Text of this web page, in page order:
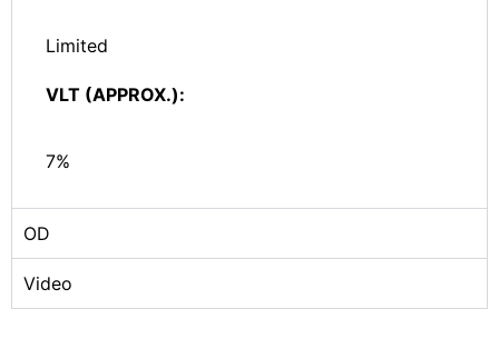
Limited
VLT (APPROX.):
7%
OD
Video